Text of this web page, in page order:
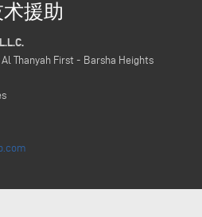
援助
Al Thanyah First - Barsha Heights